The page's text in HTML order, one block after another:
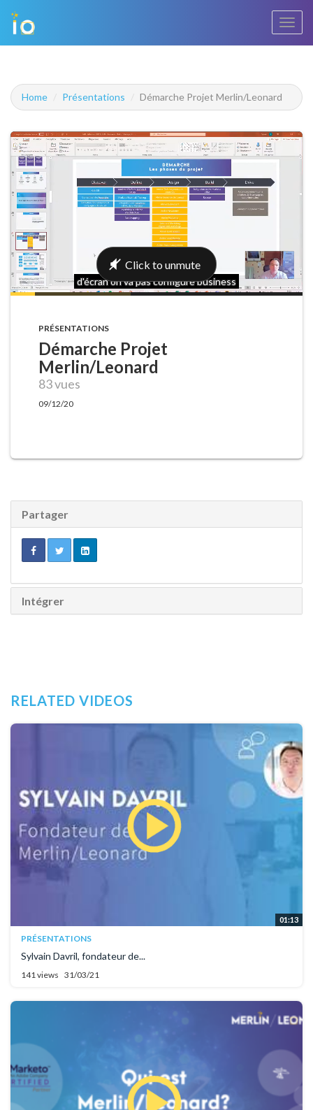
la
Home Présentations Démarche Projet Merlin/Leonard
PRÉSENTATIONS
Démarche Projet
Merlin/Leonard
83 vues
09/12/20
Partager
Intégrer
RELATED VIDEOS
01:13
PRÉSENTATIONS
Sylvain Davril, fondateur de...
141 views 31/03/21